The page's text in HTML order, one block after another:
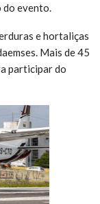
evento.
e hortaliças
Mais de 45
participar do